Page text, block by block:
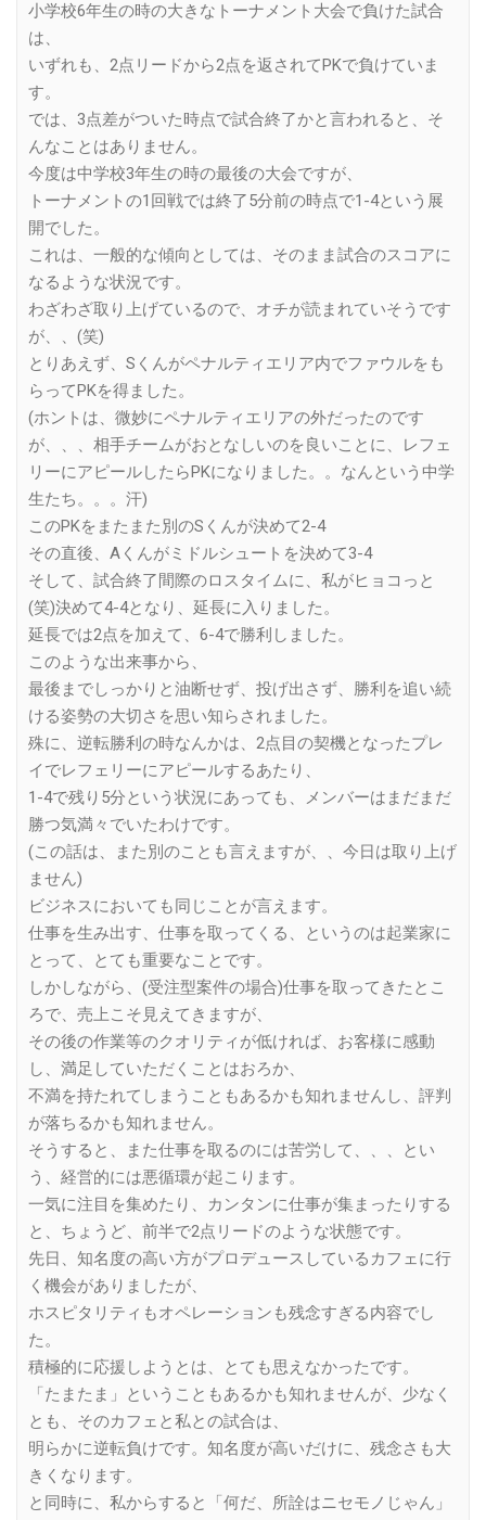
小学校6年生の時の大きなトーナメント大会で負けた試合
は、
いずれも、2点リードから2点を返されてPKで負けていま
す。
では、3点差がついた時点で試合終了かと言われると、そ
んなことはありません。
今度は中学校3年生の時の最後の大会ですが、
トーナメントの1回戦では終了5分前の時点で1-4という展
開でした。
これは、一般的な傾向としては、そのまま試合のスコアに
なるような状況です。
わざわざ取り上げているので、オチが読まれていそうです
が、、(笑)
とりあえず、Sくんがペナルティエリア内でファウルをも
らってPKを得ました。
(ホントは、微妙にペナルティエリアの外だったのです
が、、、相手チームがおとなしいのを良いことに、レフェ
リーにアピールしたらPKになりました。。なんという中学
生たち。。。汗)
このPKをまたまた別のSくんが決めて2-4
その直後、Aくんがミドルシュートを決めて3-4
そして、試合終了間際のロスタイムに、私がヒョコっと
(笑)決めて4-4となり、延長に入りました。
延長では2点を加えて、6-4で勝利しました。
このような出来事から、
最後までしっかりと油断せず、投げ出さず、勝利を追い続
ける姿勢の大切さを思い知らされました。
殊に、逆転勝利の時なんかは、2点目の契機となったプレ
イでレフェリーにアピールするあたり、
1-4で残り5分という状況にあっても、メンバーはまだまだ
勝つ気満々でいたわけです。
(この話は、また別のことも言えますが、、今日は取り上げ
ません)
ビジネスにおいても同じことが言えます。
仕事を生み出す、仕事を取ってくる、というのは起業家に
とって、とても重要なことです。
しかしながら、(受注型案件の場合)仕事を取ってきたとこ
ろで、売上こそ見えてきますが、
その後の作業等のクオリティが低ければ、お客様に感動
し、満足していただくことはおろか、
不満を持たれてしまうこともあるかも知れませんし、評判
が落ちるかも知れません。
そうすると、また仕事を取るのには苦労して、、、とい
う、経営的には悪循環が起こります。
一気に注目を集めたり、カンタンに仕事が集まったりする
と、ちょうど、前半で2点リードのような状態です。
先日、知名度の高い方がプロデュースしているカフェに行
く機会がありましたが、
ホスピタリティもオペレーションも残念すぎる内容でし
た。
積極的に応援しようとは、とても思えなかったです。
「たまたま」ということもあるかも知れませんが、少なく
とも、そのカフェと私との試合は、
明らかに逆転負けです。知名度が高いだけに、残念さも大
きくなります。
と同時に、私からすると「何だ、所詮はニセモノじゃん」